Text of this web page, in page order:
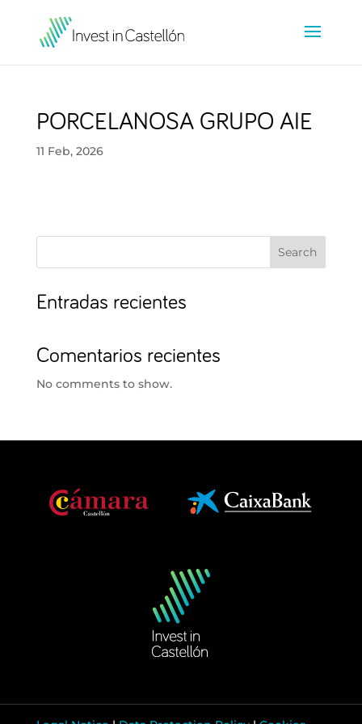
PORCELANOSA GRUPO AIE
11 Feb, 2026
Search
Entradas recientes
Comentarios recientes
No comments to show.